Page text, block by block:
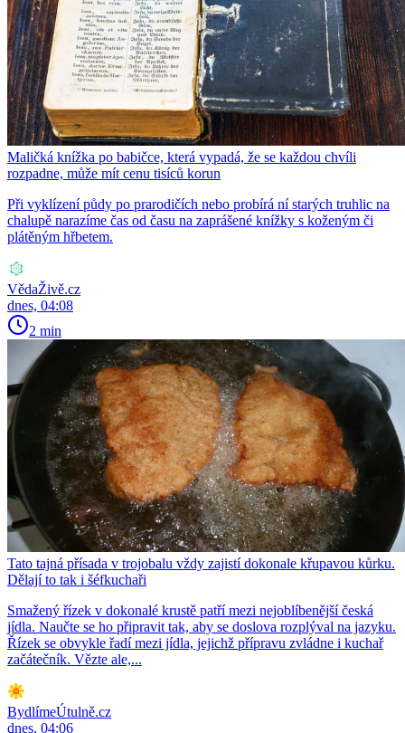
Maličká knížka po babičce, která vypadá, že se každou chvíli
rozpadne, může mít cenu tisíců korun
Při vyklízení půdy po prarodičích nebo probírá ní starých truhlic na
chalupě narazíme čas od času na zaprášené knížky s koženým či
plátěným hřbetem.
VědaŽivě.cz
dnes, 04:08
2 min
Tato tajná přísada v trojobalu vždy zajistí dokonale křupavou kůrku.
Dělají to tak i šéfkuchaři
Smažený řízek v dokonalé krustě patří mezi nejoblíbenější česká
jídla. Naučte se ho připravit tak, aby se doslova rozplýval na jazyku.
Řízek se obvykle řadí mezi jídla, jejichž přípravu zvládne i kuchař
začátečník. Vězte ale,...
BydlímeÚtulně.cz
dnes, 04:06